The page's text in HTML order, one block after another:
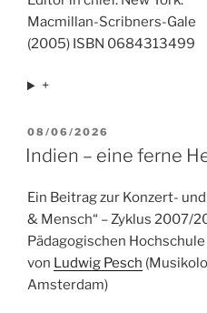
Macmillan-Scribners-Gale
(2005) ISBN 0684313499
+
POSTED
ON
08/06/2026
Indien – eine ferne
Ein Beitrag zur Konzert-
& Mensch“ – Zyklus 2007/
Pädagogischen
von Ludwig Pesch
Amsterdam)